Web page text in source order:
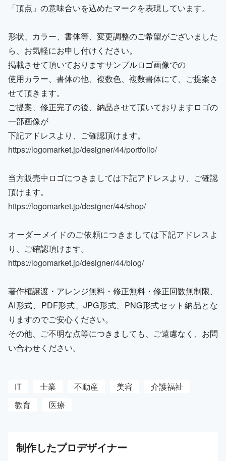
「頂点」の意味合いを込めたマークを表現しています。
形状、カラー、書体等、変更調整のご希望がございました
ら、お気軽にお申し付けください。
掲載させて頂いておりますサンプルロゴ画像での
使用カラー、書体の他、複数色、複数書体にて、ご提案さ
せて頂きます。
ご提案、修正完了の後、納品させて頂いておりますロゴの
一部画像が
下記アドレスより、ご確認頂けます。
https://logomarket.jp/designer/44/portfolio/
当方販売中ロゴにつきましては下記アドレスより、ご確認
頂けます。
https://logomarket.jp/designer/44/shop/
オーダーメイドのご依頼につきましては下記アドレスよ
り、ご確認頂けます。
https://logomarket.jp/designer/44/blog/
著作権譲渡・アレンジ無料・修正無料・修正回数無制限、
AI形式、PDF形式、JPG形式、PNG形式セット納品とな
りますのでご安心ください。
その他、ご不明な点等につきましても、ご遠慮なく、お問
い合わせください。
IT 士業 不動産 美容
介護福祉
教育
医療
制作したプロデザイナー